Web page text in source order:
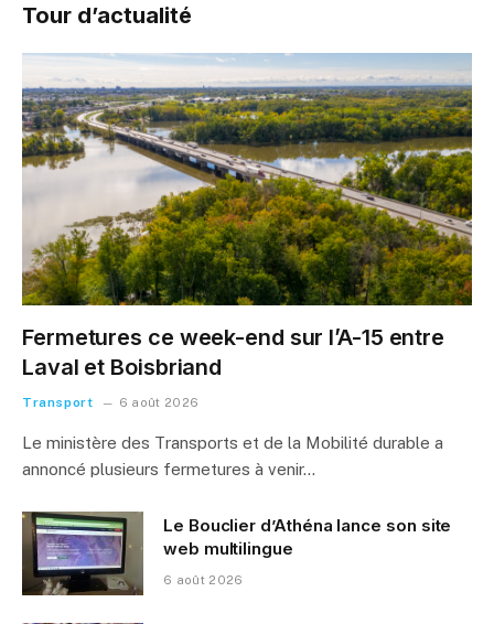
Tour d’actualité
Fermetures ce week-end sur l’A-15 entre
Laval et Boisbriand
Transport 6 août 2026
Le ministère des Transports et de la Mobilité durable a
annoncé plusieurs fermetures à venir…
Le Bouclier d’Athéna lance son site
web multilingue
6 août 2026